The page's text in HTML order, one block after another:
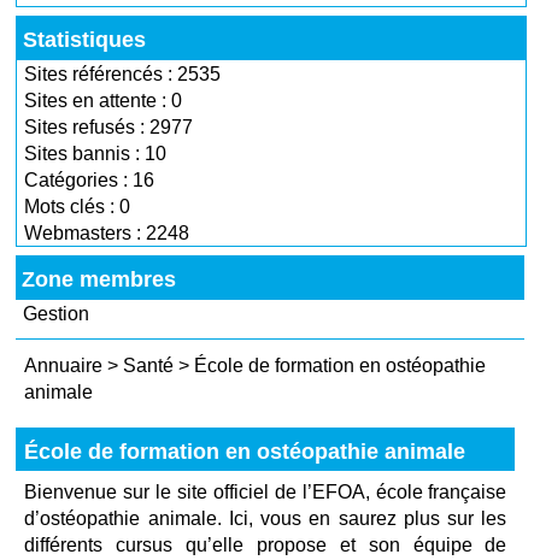
Statistiques
Sites référencés : 2535
Sites en attente : 0
Sites refusés : 2977
Sites bannis : 10
Catégories : 16
Mots clés : 0
Webmasters : 2248
Zone membres
Gestion
Annuaire > Santé > École de formation en ostéopathie
animale
École de formation en ostéopathie animale
Bienvenue sur le site officiel de l’EFOA, école française
d’ostéopathie animale. Ici, vous en saurez plus sur les
différents cursus qu’elle propose et son équipe de